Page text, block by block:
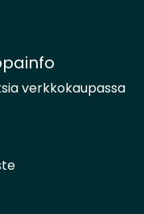
verkkokaupassa